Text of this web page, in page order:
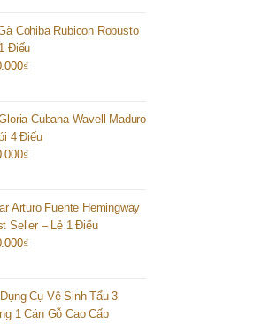
Cohiba Rubicon Robusto
Điếu
₫
Cubana Wavell Maduro
4 Điếu
₫
Arturo Fuente Hemingway
Seller – Lẻ 1 Điếu
₫
Cụ Vệ Sinh Tẩu 3
1 Cán Gỗ Cao Cấp